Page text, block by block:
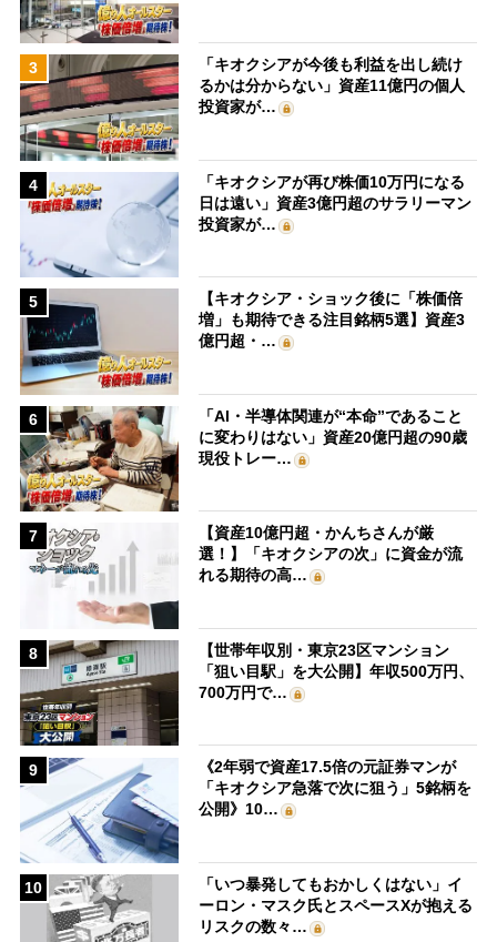
3
「キオクシアが今後も利益を出し続け
るかは分からない」資産11億円の個人
投資家が…
4
「キオクシアが再び株価10万円になる
日は遠い」資産3億円超のサラリーマン
投資家が…
5
【キオクシア・ショック後に「株価倍
増」も期待できる注目銘柄5選】資産3
億円超・…
6
「AI・半導体関連が“本命”であること
に変わりはない」資産20億円超の90歳
現役トレー…
7
【資産10億円超・かんちさんが厳
選！】「キオクシアの次」に資金が流
れる期待の高…
8
【世帯年収別・東京23区マンション
「狙い目駅」を大公開】年収500万円、
700万円で…
9
《2年弱で資産17.5倍の元証券マンが
「キオクシア急落で次に狙う」5銘柄を
公開》10…
10
「いつ暴発してもおかしくはない」イ
ーロン・マスク氏とスペースXが抱える
リスクの数々…